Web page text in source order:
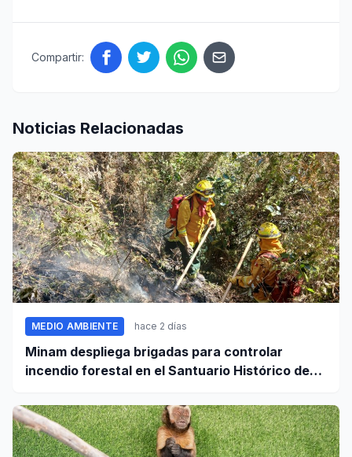
Compartir:
Noticias Relacionadas
MEDIO AMBIENTE hace 2 días
Minam despliega brigadas para controlar
incendio forestal en el Santuario Histórico de